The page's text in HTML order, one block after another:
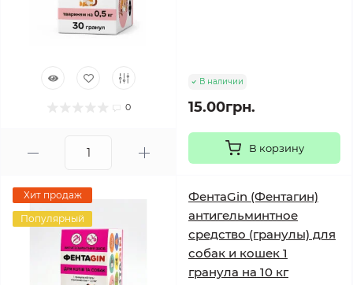
0
В наличии
15.00грн.
В корзину
Хит продаж
Популярный
ФентаGin (Фентагин)
антигельминтное
средство (гранулы) для
собак и кошек 1
гранула на 10 кг